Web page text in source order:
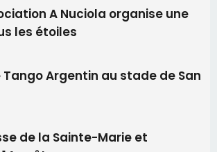
des producteurs à Cruculi le